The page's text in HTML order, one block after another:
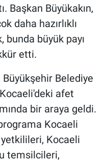
Başkan Büyükakın,
daha hazırlıklı
büyük payı
etti.
Belediye
afet
bir araya geldi.
Kocaeli
Kocaeli
temsilcileri,